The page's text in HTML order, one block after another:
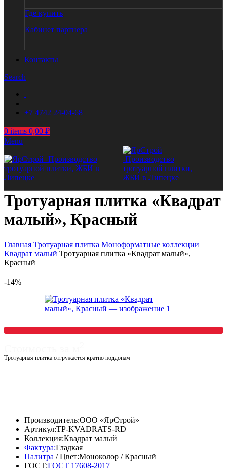
Где купить
Кабинет партнера
Контакты
Search
+7 4742 24-04-68
0 items 0,00 ₽
Menu
Тротуарная плитка «Квадрат
малый», Красный
Главная Тротуарная плитка Моноформатные коллекции
Квадрат малый Тротуарная плитка «Квадрат малый»,
Красный
-14%
Тротуарная плитка отгружается кратно поддонам
Производитель:ООО «ЯрСтрой»
Артикул:TP-KVADRATS-RD
Коллекция:Квадрат малый
Фактура:Гладкая
Палитра / Цвет:Моноколор / Красный
ГОСТ:ГОСТ 17608-2017